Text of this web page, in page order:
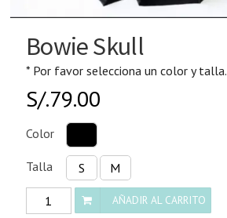
Bowie Skull
* Por favor selecciona un color y talla.
S/.79.00
Color
Talla S
M
Bowie
Skull
AÑADIR AL CARRITO